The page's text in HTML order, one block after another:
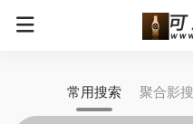
常用搜索 聚合影搜